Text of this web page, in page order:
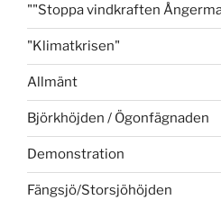
""Stoppa vindkraften
"Klimatkrisen"
Allmänt
Björkhöjden / Ögonfägnaden
Demonstration
Fängsjö/Storsjöhöjden